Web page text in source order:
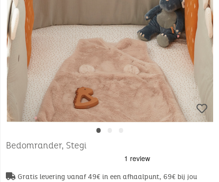
•••
Bedomrander, Stegi
Gratis levering vanaf 49€ in een afhaalpunt, 69€ bij jou